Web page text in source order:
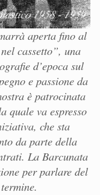
aperta fino al
cassetto”, una
d’epoca sul
e passione da
è patrocinata
quale va espresso
che sta
da parte della
La Barcunata
per parlare del